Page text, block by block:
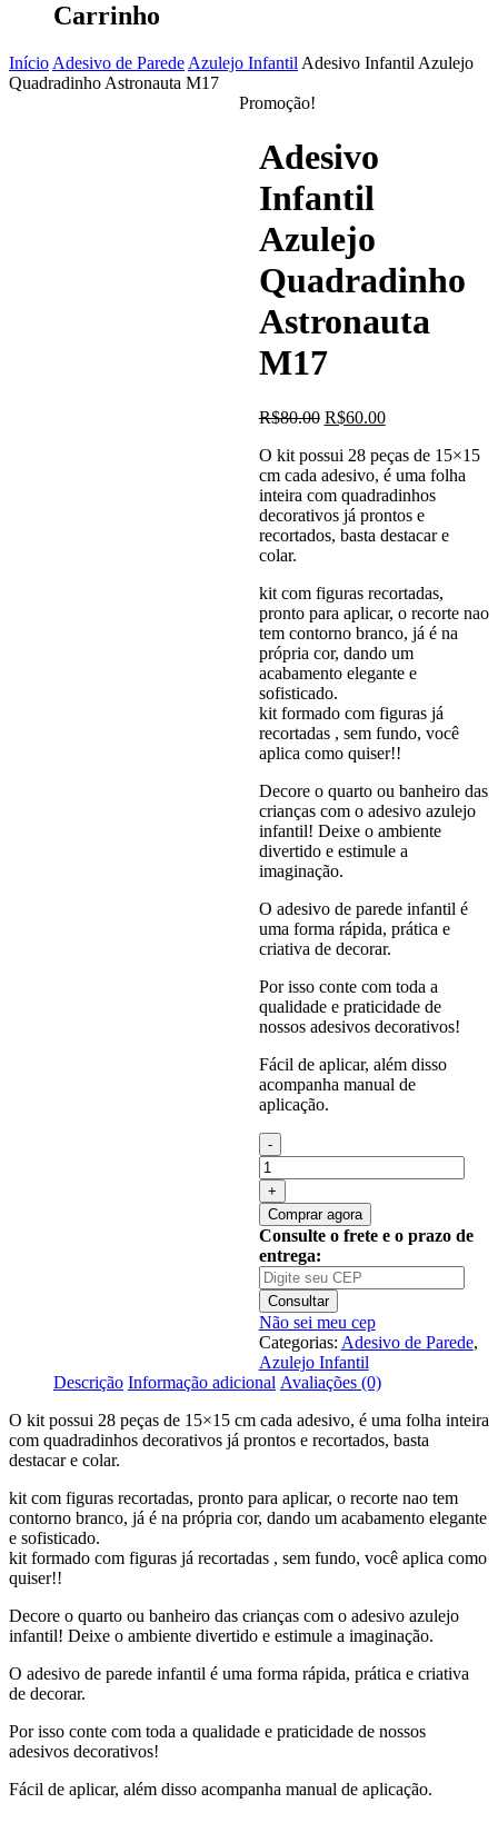
Carrinho
Início Adesivo de Parede Azulejo Infantil Adesivo Infantil Azulejo
Quadradinho Astronauta M17
Promoção!
Adesivo
Infantil
Azulejo
Quadradinho
Astronauta
M17
R$80.00 O
original
era:
R$80.00.
R$60.00O
atual
é:
R$60.00.
O kit possui 28 peças de 15×15
cm cada adesivo, é uma folha
inteira com quadradinhos
decorativos já prontos e
recortados, basta destacar e
colar.
kit com figuras recortadas,
pronto para aplicar, o recorte nao
tem contorno branco, já é na
própria cor, dando um
acabamento elegante e
sofisticado.
kit formado com figuras já
recortadas , sem fundo, você
aplica como quiser!!
Decore o quarto ou banheiro das
crianças com o adesivo azulejo
infantil! Deixe o ambiente
divertido e estimule a
imaginação.
O adesivo de parede infantil é
uma forma rápida, prática e
criativa de decorar.
Por isso conte com toda a
qualidade e praticidade de
nossos adesivos decorativos!
Fácil de aplicar, além disso
acompanha manual de
aplicação.
Quantidade
de
Adesivo
Infantil
Azulejo
Quadradinho
Astronauta
M17
Comprar agora
Consulte o frete e o prazo de
entrega:
Consultar
Não sei meu cep
Categorias: Adesivo de Parede,
Azulejo Infantil
Descrição Informação adicional Avaliações (0)
O kit possui 28 peças de 15×15 cm cada adesivo, é uma folha inteira
com quadradinhos decorativos já prontos e recortados, basta
destacar e colar.
kit com figuras recortadas, pronto para aplicar, o recorte nao tem
contorno branco, já é na própria cor, dando um acabamento elegante
e sofisticado.
kit formado com figuras já recortadas , sem fundo, você aplica como
quiser!!
Decore o quarto ou banheiro das crianças com o adesivo azulejo
infantil! Deixe o ambiente divertido e estimule a imaginação.
O adesivo de parede infantil é uma forma rápida, prática e criativa
de decorar.
Por isso conte com toda a qualidade e praticidade de nossos
adesivos decorativos!
Fácil de aplicar, além disso acompanha manual de aplicação.